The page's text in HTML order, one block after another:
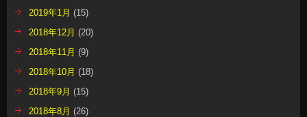
2019年1月 (15)
2018年12月 (20)
2018年11月 (9)
2018年10月 (18)
2018年9月 (15)
2018年8月 (26)